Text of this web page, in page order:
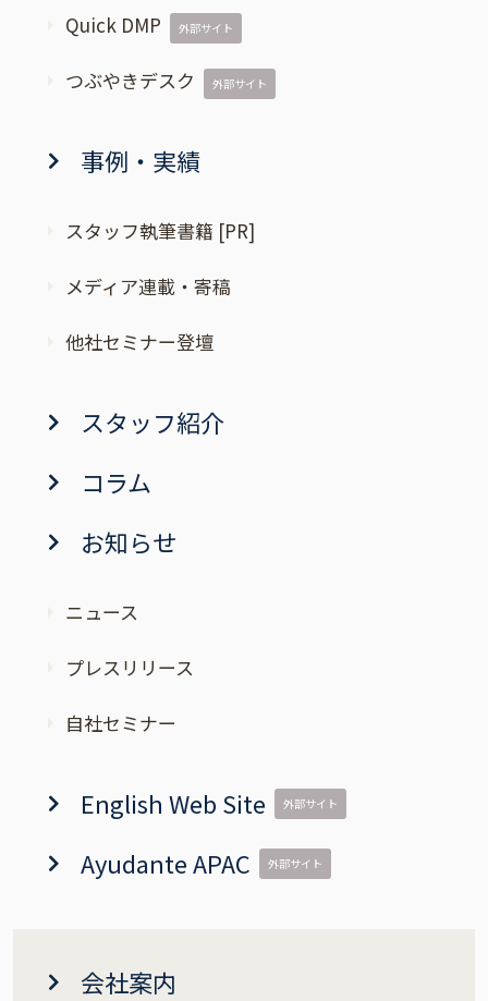
Quick DMP 外部サイト
つぶやきデスク 外部サイト
事例・実績
スタッフ執筆書籍 [PR]
メディア連載・寄稿
他社セミナー登壇
スタッフ紹介
コラム
お知らせ
ニュース
プレスリリース
自社セミナー
English Web Site 外部サイト
Ayudante APAC 外部サイト
会社案内